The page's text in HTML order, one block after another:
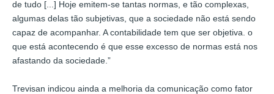
de tudo [...] Hoje emitem-se tantas normas, e tão complexas,
algumas delas tão subjetivas, que a sociedade não está sendo
capaz de acompanhar. A contabilidade tem que ser objetiva. o
que está acontecendo é que esse excesso de normas está nos
afastando da sociedade.”
Trevisan indicou ainda a melhoria da comunicação como fator